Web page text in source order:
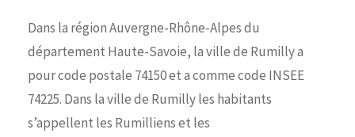
Dans la région Auvergne-Rhône-Alpes du
département Haute-Savoie, la ville de Rumilly a
pour code postale 74150 et a comme code INSEE
74225. Dans la ville de Rumilly les habitants
s’appellent les Rumilliens et les